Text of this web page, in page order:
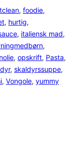
, foodie
, hurtig
, italiensk mad
, opskrift, Pasta
, skaldyrssuppe
, Vongole, yummy